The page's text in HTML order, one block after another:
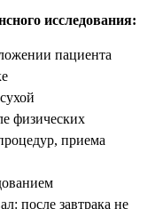
исследования:
пациента
физических
приема
после завтрака не